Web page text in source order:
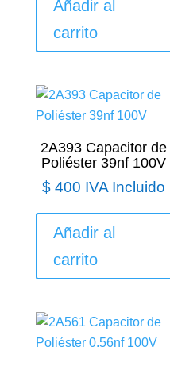
Añadir al
carrito
2A393 Capacitor de
Poliéster 39nf 100V
$ 400 IVA Incluido
Añadir al
carrito